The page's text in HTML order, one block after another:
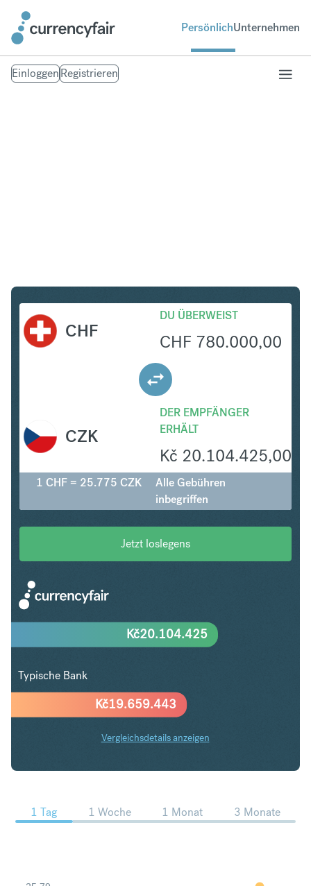
PersönlichUnternehmen
EinloggenRegistrieren
CHF
DU ÜBERWEIST
CHF 780.000,00
DER EMPFÄNGER
ERHÄLT
Kč 20.104.425,00
CZK
1 CHF = 25.775 CZK
Alle Gebühren
inbegriffen
Jetzt loslegens
Kč19.659.443
Kč20.104.425
Typische Bank
Vergleichsdetails anzeigen
CHF in CZK Trends
1 Tag 1 Woche 1 Monat 3 Monate